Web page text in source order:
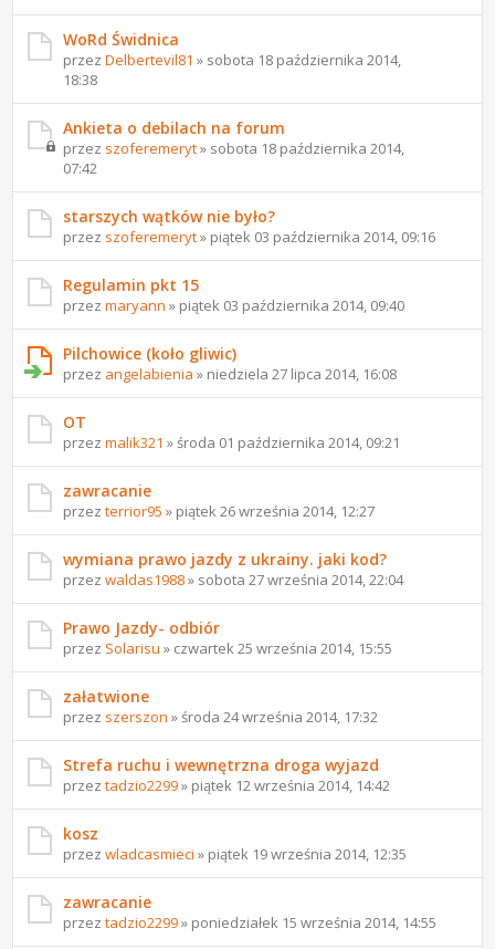
WoRd Świdnica
przezDelbertevil81 » sobota 18 października 2014,
18:38
Ankieta o debilach na forum
przez szoferemeryt» sobota 18 października 2014,
07:42
starszych wątków nie było?
przez szoferemeryt» piątek 03 października 2014, 09:16
Regulamin pkt 15
przezmaryann » piątek 03 października 2014, 09:40
Pilchowice (koło gliwic)
przez angelabienia » niedziela 27 lipca 2014, 16:08
OT
przezmalik321 » środa 01 października 2014, 09:21
zawracanie
przezterrior95 » piątek 26 września 2014, 12:27
wymiana prawo jazdy z ukrainy. jaki kod?
przezwaldas1988» sobota 27 września 2014, 22:04
Prawo Jazdy- odbiór
przez Solarisu » czwartek 25 września 2014, 15:55
załatwione
przez szerszon » środa 24 września 2014, 17:32
Strefa ruchu i wewnętrzna droga wyjazd
przeztadzio2299» piątek 12 września 2014, 14:42
kosz
przezwladcasmieci » piątek 19 września 2014, 12:35
zawracanie
przeztadzio2299» poniedziałek 15 września 2014, 14:55